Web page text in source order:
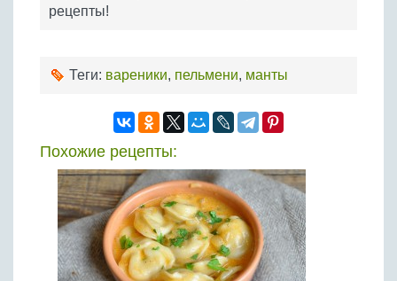
рецепты!
Теги: вареники, пельмени, манты
Похожие рецепты: